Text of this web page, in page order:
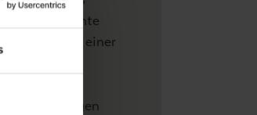
entspannte
Wirkung einer
Bewertungen